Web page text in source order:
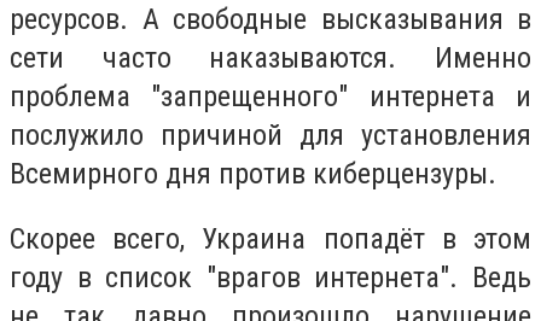
ресурсов. А свободные высказывания в
сети часто наказываются. Именно
проблема "запрещенного" интернета и
послужило причиной для установления
Всемирного дня против киберцензуры.
Скорее всего, Украина попадёт в этом
году в список "врагов интернета". Ведь